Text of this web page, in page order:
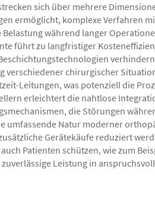
sich über mehrere
ermöglicht, komplexe Verfahren
während langer
führt zu langfristiger
chirurgischer
Leitungen, was potenziell die
erleichtert die nahtlose
die Störungen
Natur moderner
Gerätekäufe reduziert
Patienten schützen, wie zum
Leistung in